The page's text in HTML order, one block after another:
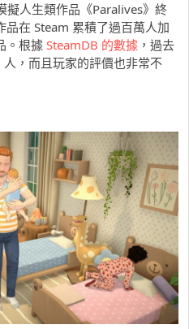
擬人生類作品《Paralives》終
在 Steam 累積了過百萬人加
。根據 SteamDB 的數據 ，過去
，而且玩家的評價也非常不